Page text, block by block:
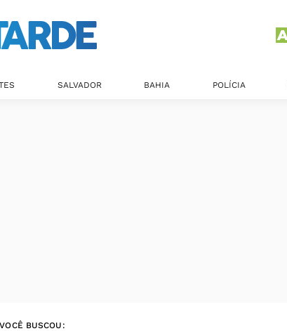
SALVADOR BAHIA POLÍCIA
VOCÊ BUSCOU: